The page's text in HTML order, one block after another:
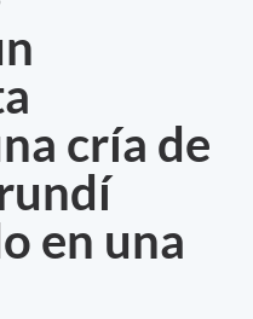
cría de
en una